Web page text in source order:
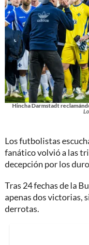
Hincha Darmstadt
Los futbolistas
fanático volvió a las
decepción por los
Tras 24 fechas de la
apenas dos victorias,
derrotas.